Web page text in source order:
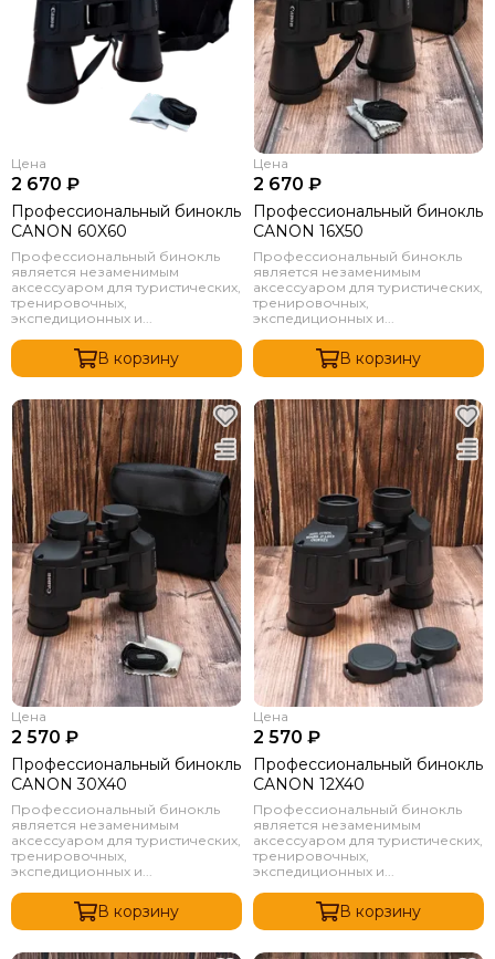
Цена
2 670 ₽
Профессиональный бинокль
CANON 60X60
Профессиональный бинокль
является незаменимым
аксессуаром для туристических,
тренировочных,
экспедиционных и...
В корзину
Цена
2 670 ₽
Профессиональный бинокль
CANON 16X50
Профессиональный бинокль
является незаменимым
аксессуаром для туристических,
тренировочных,
экспедиционных и...
В корзину
Цена
2 570 ₽
Профессиональный бинокль
CANON 30X40
Профессиональный бинокль
является незаменимым
аксессуаром для туристических,
тренировочных,
экспедиционных и...
В корзину
Цена
2 570 ₽
Профессиональный бинокль
CANON 12X40
Профессиональный бинокль
является незаменимым
аксессуаром для туристических,
тренировочных,
экспедиционных и...
В корзину